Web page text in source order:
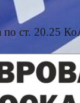
по ст.